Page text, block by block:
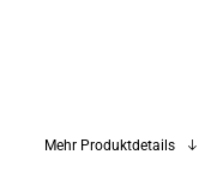
Mehr Produktdetails